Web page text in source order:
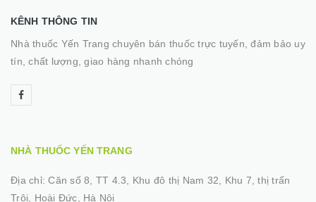
KÊNH THÔNG TIN
Nhà thuốc Yến Trang chuyên bán thuốc trực tuyến, đảm bảo uy
tín, chất lượng, giao hàng nhanh chóng
NHÀ THUỐC YẾN TRANG
Địa chỉ:Căn số 8, TT 4.3, Khu đô thị Nam 32, Khu 7, thị trấn
Trôi, Hoài Đức, Hà Nội